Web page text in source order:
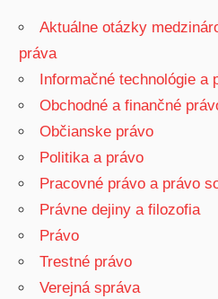
Aktuálne otázky
práva
Informačné technológie a
Obchodné a finančné
Občianske právo
Politika a právo
Pracovné právo a právo
Právne dejiny a filozofia
Právo
Trestné právo
Verejná správa